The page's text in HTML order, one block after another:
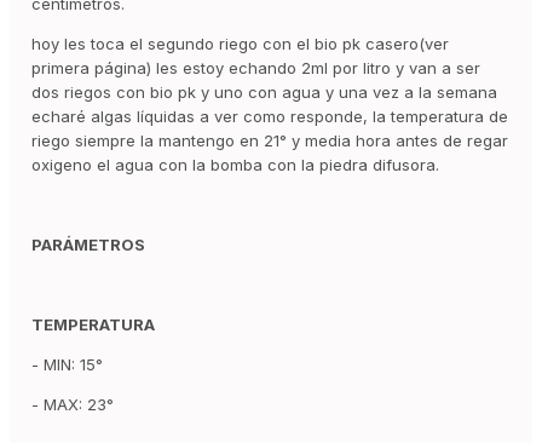
hoy les toca el segundo riego con el bio pk casero(ver
primera página) les estoy echando 2ml por litro y van a ser
dos riegos con bio pk y uno con agua y una vez a la semana
echaré algas líquidas a ver como responde, la temperatura de
riego siempre la mantengo en 21° y media hora antes de regar
oxigeno el agua con la bomba con la piedra difusora.
PARÁMETROS
TEMPERATURA
- MIN: 15°
- MAX: 23°